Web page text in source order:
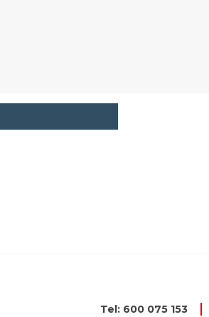
Tel: 600 075 153